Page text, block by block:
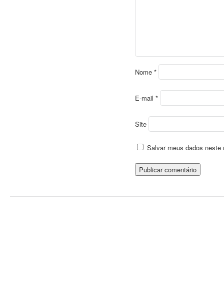
Nome *
E-mail *
Site
Salvar meus dados neste